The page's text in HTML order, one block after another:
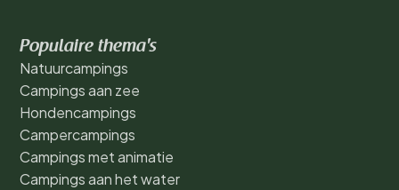
Populaire thema's
Natuurcampings
Campings aan zee
Hondencampings
Campercampings
Campings met animatie
Campings aan het water